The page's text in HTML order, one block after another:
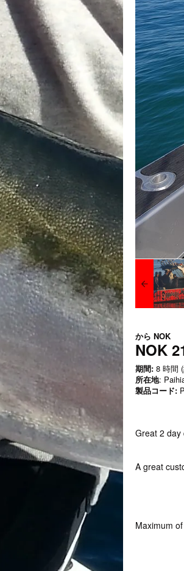
から NOK
NOK
期間: 8 時間
所在地:
製品コード:
Great 2 day
A great
Maximum